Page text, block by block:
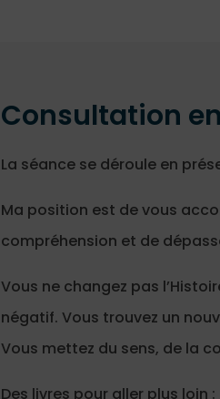
Consultation
La séance se déroule en
Ma position est de vous
compréhension et de
Vous ne changez pas
négatif. Vous trouvez un
Vous mettez du sens, de la
Des livres pour aller plus loin :